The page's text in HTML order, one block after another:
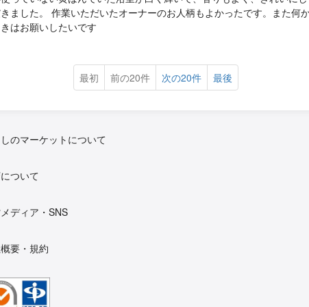
ました。 作業いただいたオーナーのお人柄もよかったです。また何
はお願いしたいです
最初 前の20件 次の20件 最後
のマーケットについて
ついて
ディア・SNS
要・規約